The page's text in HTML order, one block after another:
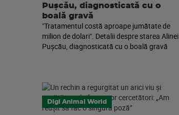
Pușcău, diagnosticată cu o
boală gravă
"Tratamentul costă aproape jumătate de
milion de dolari". Detalii despre starea Alinei
Pușcău, diagnosticată cu o boală gravă
Digi Animal World